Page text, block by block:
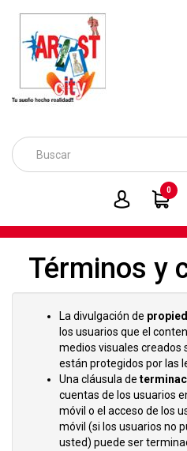
0
Términos y
La divulgación de
los usuarios que el
medios visuales creados
están protegidos por las
Una cláusula de
cuentas de los usuarios
móvil o el acceso de los
móvil (si los usuarios no
usted) puede ser